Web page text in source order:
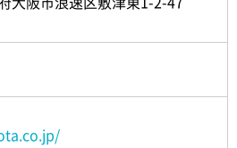
大阪市浪速区敷津東1-2-47